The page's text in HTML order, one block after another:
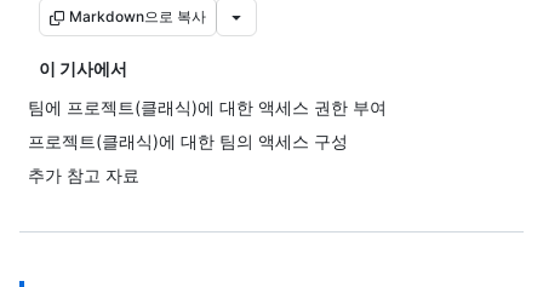
Markdown으로 복사
이 기사에서
팀에 프로젝트(클래식)에 대한 액세스 권한 부여
프로젝트(클래식)에 대한 팀의 액세스 구성
추가 참고 자료